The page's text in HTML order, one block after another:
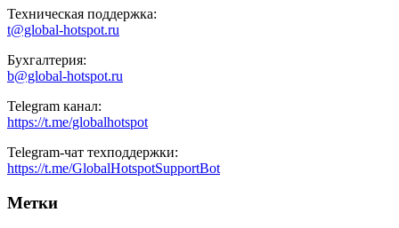
Техническая поддержка:
t@global-hotspot.ru
Бухгалтерия:
b@global-hotspot.ru
Telegram канал:
https://t.me/globalhotspot
Telegram-чат техподдержки:
https://t.me/GlobalHotspotSupportBot
Метки